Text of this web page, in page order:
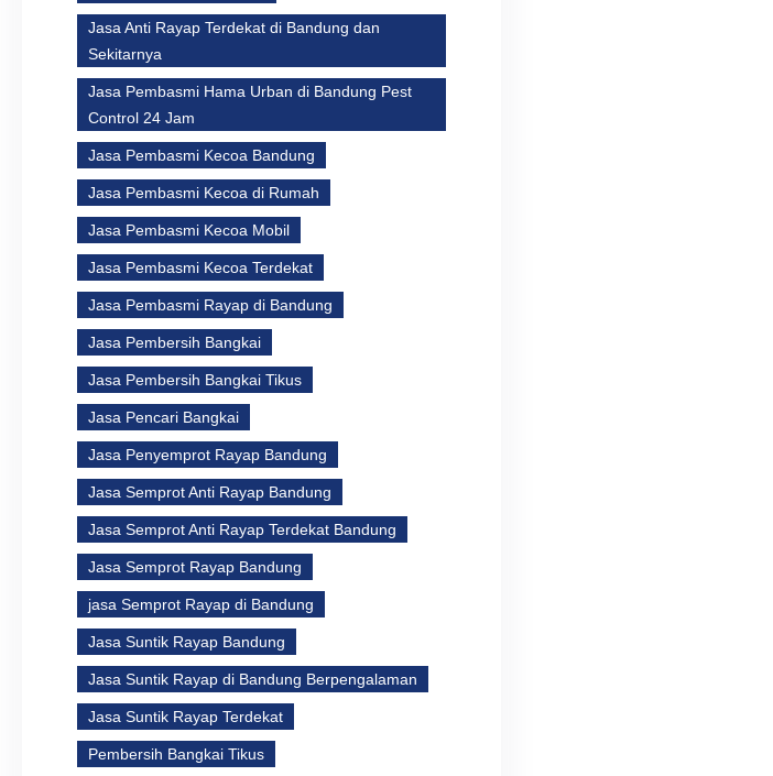
Jasa Anti Rayap Terdekat di Bandung dan
Sekitarnya
Jasa Pembasmi Hama Urban di Bandung Pest
Control 24 Jam
Jasa Pembasmi Kecoa Bandung
Jasa Pembasmi Kecoa di Rumah
Jasa Pembasmi Kecoa Mobil
Jasa Pembasmi Kecoa Terdekat
Jasa Pembasmi Rayap di Bandung
Jasa Pembersih Bangkai
Jasa Pembersih Bangkai Tikus
Jasa Pencari Bangkai
Jasa Penyemprot Rayap Bandung
Jasa Semprot Anti Rayap Bandung
Jasa Semprot Anti Rayap Terdekat Bandung
Jasa Semprot Rayap Bandung
jasa Semprot Rayap di Bandung
Jasa Suntik Rayap Bandung
Jasa Suntik Rayap di Bandung Berpengalaman
Jasa Suntik Rayap Terdekat
Pembersih Bangkai Tikus